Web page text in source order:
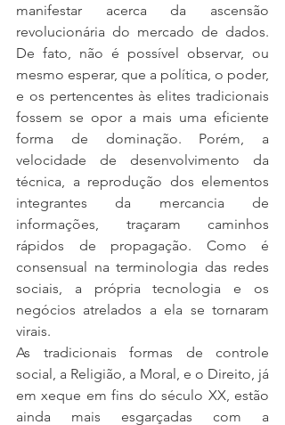
manifestar acerca da ascensão
revolucionária do mercado de dados.
De fato, não é possível observar, ou
mesmo esperar, que a política, o poder,
e os pertencentes às elites tradicionais
fossem se opor a mais uma eficiente
forma de dominação. Porém, a
velocidade de desenvolvimento da
técnica, a reprodução dos elementos
integrantes da mercancia de
informações, traçaram caminhos
rápidos de propagação. Como é
consensual na terminologia das redes
sociais, a própria tecnologia e os
negócios atrelados a ela se tornaram
virais.
As tradicionais formas de controle
social, a Religião, a Moral, e o Direito, já
em xeque em fins do século XX, estão
ainda mais esgarçadas com a